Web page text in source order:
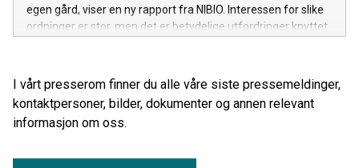
egen gård, viser en ny rapport fra NIBIO. Interessen for slike
ordninger er stor, men det er betydelige utfordringer knyttet
I vårt presserom finner du alle våre siste pressemeldinger,
kontaktpersoner, bilder, dokumenter og annen relevant
informasjon om oss.